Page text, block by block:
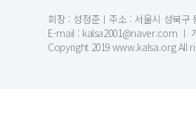
회장 : 성정준ㅣ주소 : 서울시 성북구
E-mail : kalsa2001@naver.com ㅣ
Copyright 2019 www.kalsa.org All